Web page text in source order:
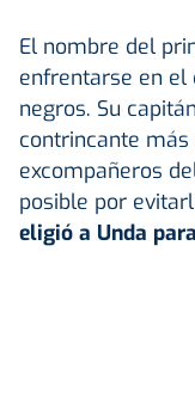
El nombre del
enfrentarse en el
negros. Su
contrincante más
excompañeros
posible por
eligió a Unda